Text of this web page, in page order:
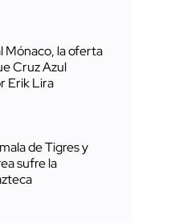
Mónaco, la oferta
Cruz Azul
Erik Lira
de Tigres y
sufre la